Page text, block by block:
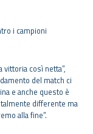
i campioni
così netta”,
del match ci
e anche questo è
differente ma
alla fine”.